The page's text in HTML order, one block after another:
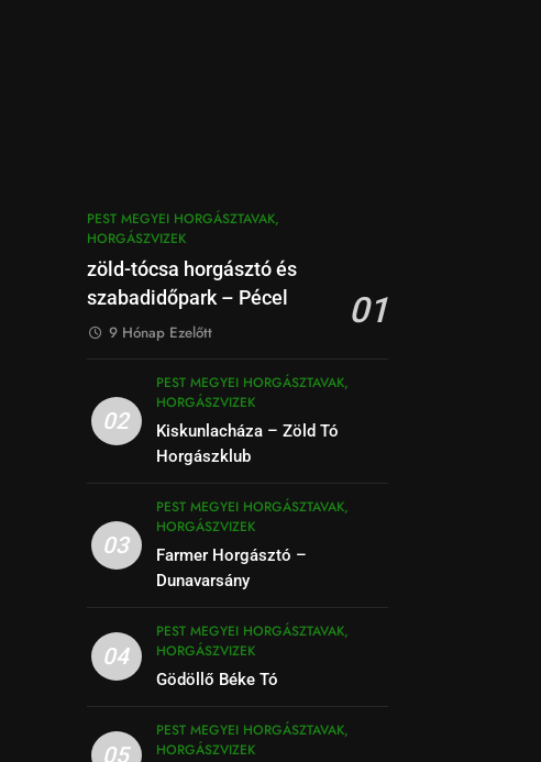
PEST MEGYEI HORGÁSZTAVAK,
HORGÁSZVIZEK
zöld-tócsa horgásztó és
szabadidőpark – Pécel
01
9 Hónap Ezelőtt
02
PEST MEGYEI HORGÁSZTAVAK,
HORGÁSZVIZEK
Kiskunlacháza – Zöld Tó
Horgászklub
03
PEST MEGYEI HORGÁSZTAVAK,
HORGÁSZVIZEK
Farmer Horgásztó –
Dunavarsány
04
PEST MEGYEI HORGÁSZTAVAK,
HORGÁSZVIZEK
Gödöllő Béke Tó
05
PEST MEGYEI HORGÁSZTAVAK,
HORGÁSZVIZEK